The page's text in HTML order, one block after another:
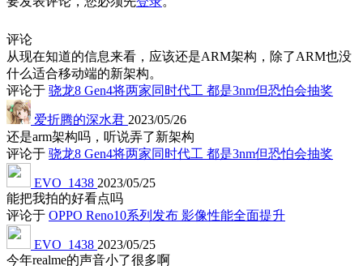
评论
从现在知道的信息来看，应该还是ARM架构，除了ARM也没
什么适合移动端的新架构。
评论于 骁龙8 Gen4将两家同时代工 都是3nm但恐怕会抽奖
爱折腾的深水君 2023/05/26
还是arm架构吗，听说弄了新架构
评论于 骁龙8 Gen4将两家同时代工 都是3nm但恐怕会抽奖
EVO_1438 2023/05/25
能把我拍的好看点吗
评论于 OPPO Reno10系列发布 影像性能全面提升
EVO_1438 2023/05/25
今年realme的声音小了很多啊